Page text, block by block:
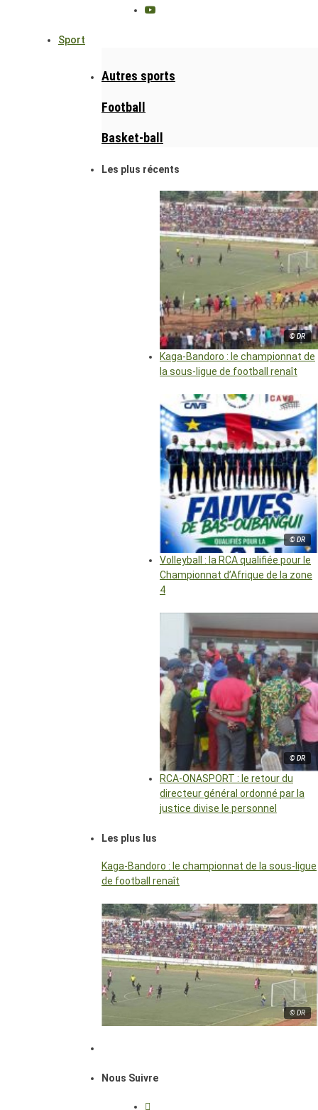
Sport
Autres sports
Football
Basket-ball
Les plus récents
© DR
Kaga-Bandoro : le championnat de
la sous-ligue de football renaît
© DR
Volleyball : la RCA qualifiée pour le
Championnat d’Afrique de la zone
4
© DR
RCA-ONASPORT : le retour du
directeur général ordonné par la
justice divise le personnel
Les plus lus
Kaga-Bandoro : le championnat de la sous-ligue
de football renaît
© DR
Nous Suivre